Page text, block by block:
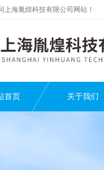
上海胤煌科技有限公司网站！
首页 关于我们